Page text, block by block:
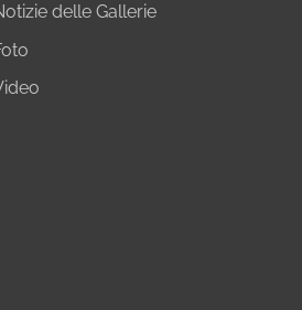
delle Gallerie